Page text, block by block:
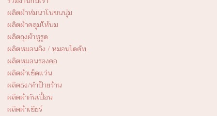
ผลิตผ้าห่มนาโนขนนุ่ม
ผลิตผ้าคลุมให้นม
ผลิตถุงผ้าหูรูด
ผลิตหมอนอิง / หมอนไดคัท
ผลิตหมอนรองคอ
ผลิตผ้าเช็ดแว่น
ผลิตธง/ทำป้ายร้าน
ผลิตผ้ากันเปื้อน
ผลิตผ้าเชียร์